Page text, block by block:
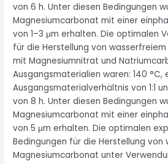
von 6 h. Unter diesen Bedingungen
Magnesiumcarbonat mit einer
von 1–3 μm erhalten. Die optimalen
für die Herstellung von
mit Magnesiumnitrat und
Ausgangsmaterialien waren: 140 °C,
Ausgangsmaterialverhältnis von 1:1
von 8 h. Unter diesen Bedingungen
Magnesiumcarbonat mit einer
von 5 μm erhalten. Die optimalen
Bedingungen für die Herstellung von
Magnesiumcarbonat unter